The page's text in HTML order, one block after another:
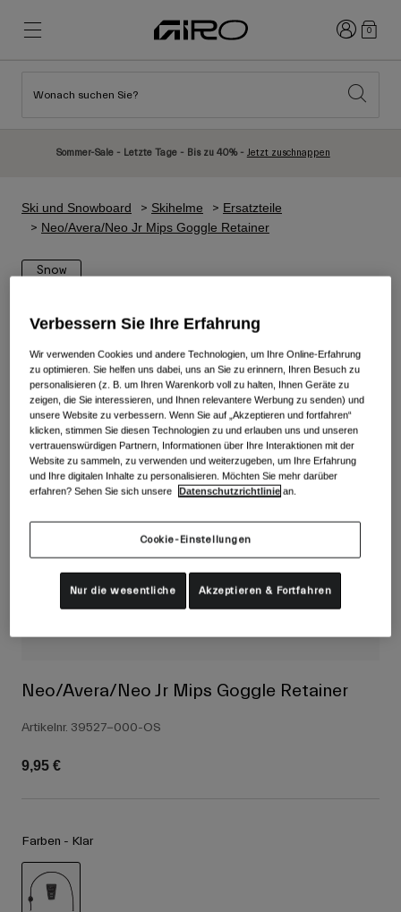
Neuzugänge
Helme
Rennrad Helme
Urban Helme
Kinder Fahrradhelme
Alle anzeigen
Schuhe
Rennrad Schuhe
Alle anzeigen
Bekleidung
Rennrad Bekleidung
Goggles
Handschuhe
Ersatzteile
Neuzugänge
Helme
Ski
Mit Visier
Damen
Ersatzteile
Alle anzeigen
Schutzbrillen
Mit austauschbaren Gläsern
Kinder
Helme
Verwendungszweck
Anmelden
0
Wonach suchen Sie?
Sommer-Sale - Letzte Tage - Bis zu 40% - Jetzt zuschnappen
Ski und Snowboard Skihelme
Ersatzteile
Neo/Avera/Neo Jr Mips Goggle Retainer
Snow
Neo/Avera/Neo Jr Mips Goggle Retainer
Artikelnr. 39527-000-OS
9,95 €
Farben - Klar
Verbessern Sie Ihre Erfahrung
Wir verwenden Cookies und andere Technologien, um Ihre Online-Erfahrung
zu optimieren. Sie helfen uns dabei, uns an Sie zu erinnern, Ihren Besuch zu
personalisieren (z. B. um Ihren Warenkorb voll zu halten, Ihnen Geräte zu
zeigen, die Sie interessieren, und Ihnen relevantere Werbung zu senden) und
unsere Website zu verbessern. Wenn Sie auf „Akzeptieren und fortfahren“
klicken, stimmen Sie diesen Technologien zu und erlauben uns und unseren
vertrauenswürdigen Partnern, Informationen über Ihre Interaktionen mit der
Website zu sammeln, zu verwenden und weiterzugeben, um Ihre Erfahrung
und Ihre digitalen Inhalte zu personalisieren. Möchten Sie mehr darüber
erfahren? Sehen Sie sich unsere
Datenschutzrichtlinie an.
Cookie-Einstellungen
Nur die wesentliche Akzeptieren & Fortfahren